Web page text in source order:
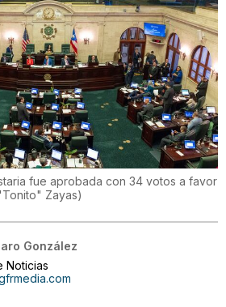
fue aprobada con 34 votos a favor
Zayas)
González
Noticias